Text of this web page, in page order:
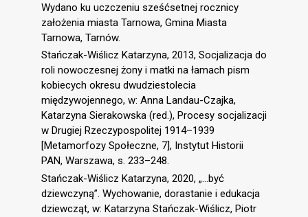
Wydano ku uczczeniu sześćsetnej rocznicy
założenia miasta Tarnowa, Gmina Miasta
Tarnowa, Tarnów.
Stańczak-Wiślicz Katarzyna, 2013, Socjalizacja do
roli nowoczesnej żony i matki na łamach pism
kobiecych okresu dwudziestolecia
międzywojennego, w: Anna Landau-Czajka,
Katarzyna Sierakowska (red.), Procesy socjalizacji
w Drugiej Rzeczypospolitej 1914–1939
[Metamorfozy Społeczne, 7], Instytut Historii
PAN, Warszawa, s. 233–248.
Stańczak-Wiślicz Katarzyna, 2020, „…być
dziewczyną”. Wychowanie, dorastanie i edukacja
dziewcząt, w: Katarzyna Stańczak-Wiślicz, Piotr